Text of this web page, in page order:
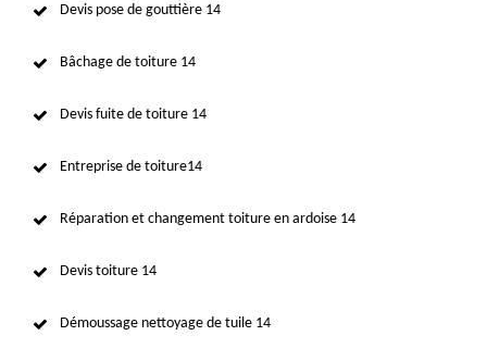
Devis pose de gouttière 14
Bâchage de toiture 14
Devis fuite de toiture 14
Entreprise de toiture14
Réparation et changement toiture en ardoise 14
Devis toiture 14
Démoussage nettoyage de tuile 14